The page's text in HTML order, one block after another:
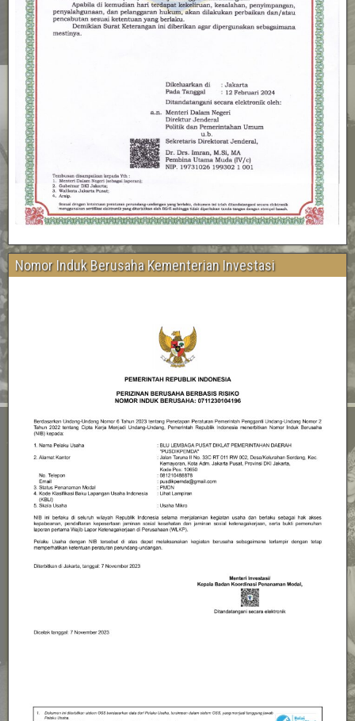
Nomor Induk Berusaha Kementerian Investasi